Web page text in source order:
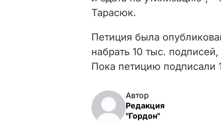
Тарасюк.
Петиция была
набрать 10 тыс.
Пока петицию подписали
Автор
Редакция
"Гордон"